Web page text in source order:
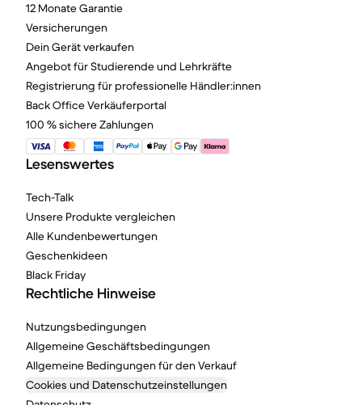
12 Monate Garantie
Versicherungen
Dein Gerät verkaufen
Angebot für Studierende und Lehrkräfte
Registrierung für professionelle Händler:innen
Back Office Verkäuferportal
100 % sichere Zahlungen
Lesenswertes
Tech-Talk
Unsere Produkte vergleichen
Alle Kundenbewertungen
Geschenkideen
Black Friday
Rechtliche Hinweise
Nutzungsbedingungen
Allgemeine Geschäftsbedingungen
Allgemeine Bedingungen für den Verkauf
Cookies und Datenschutzeinstellungen